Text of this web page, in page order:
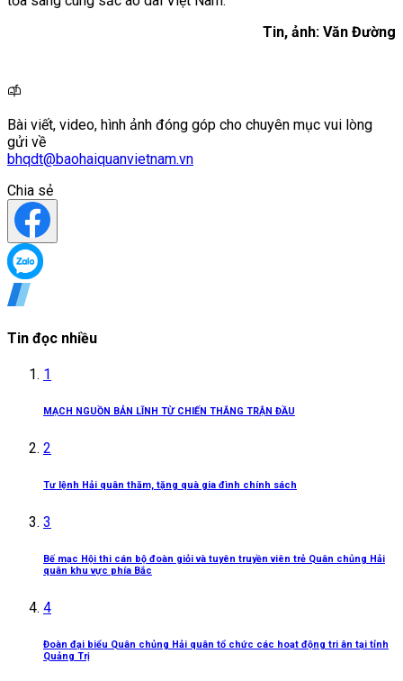
Tin, ảnh: Văn Đường
Bài viết, video, hình ảnh đóng góp cho chuyên mục vui lòng
gửi về
bhqdt@baohaiquanvietnam.vn
Chia sẻ
Tin đọc nhiều
1
MẠCH NGUỒN BẢN LĨNH TỪ CHIẾN THẮNG TRẬN ĐẦU
2
Tư lệnh Hải quân thăm, tặng quà gia đình chính sách
3
Bế mạc Hội thi cán bộ đoàn giỏi và tuyên truyền viên trẻ Quân chủng Hải
quân khu vực phía Bắc
4
Đoàn đại biểu Quân chủng Hải quân tổ chức các hoạt động tri ân tại tỉnh
Quảng Trị